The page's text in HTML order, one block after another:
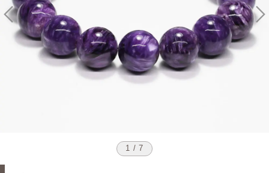
1 / 7